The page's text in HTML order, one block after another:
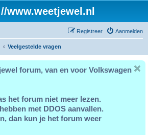
www.weetjewel.nl
Aanmelden
Registreer
Veelgestelde vragen
forum, van en voor Volkswagen
het forum niet meer lezen.
met DDOS aanvallen.
dan kun je het forum weer